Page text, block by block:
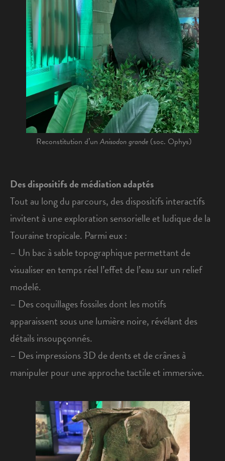
Reconstitution d’unAnisodon grande (soc. Ophys)
Des dispositifs de médiation adaptés
Tout au long du parcours, des dispositifs interactifs
invitent à une exploration sensorielle et ludique de la
Touraine tropicale. Parmi eux :
– Un bac à sable topographique permettant de
visualiser en temps réel l’effet de l’eau sur un relief
modelé.
– Des coquillages fossiles dont les motifs
apparaissent sous une lumière noire, révélant des
détails insoupçonnés.
– Des impressions 3D de dents et de crânes à
manipuler pour une approche tactile et immersive.